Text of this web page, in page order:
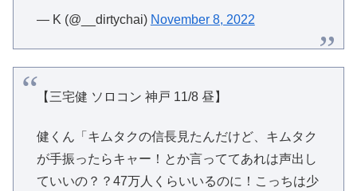
— K (@__dirtychai) November 8, 2022
【三宅健 ソロコン 神戸 11/8 昼】
健くん「キムタクの信長見たんだけど、キムタク
が手振ったらキャー！とか言っててあれは声出し
ていいの？？47万人くらいいるのに！こっちは少